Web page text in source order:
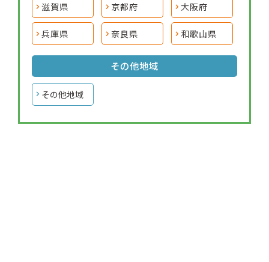
滋賀県 京都府 大阪府
兵庫県 奈良県 和歌山県
その他地域
その他地域